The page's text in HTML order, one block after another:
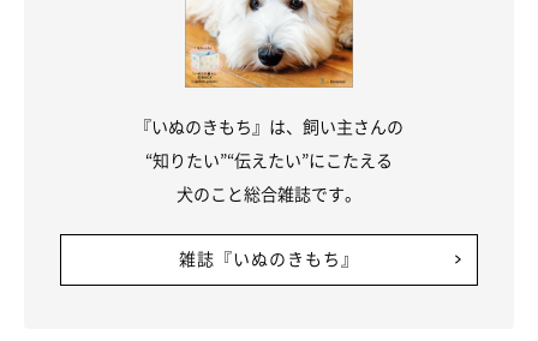
せっかくシャンプーをしたのに、なぜかすぐに愛犬の体臭が気にな
ってしまう「ニオイ戻り」。もしかすると、シャンプーのやり方を
見直した方がいいかもしれません。今回は、ニオイ戻りを防ぐ犬の
シャンプー&ドライの手順やポイントについて解説します。
『いぬのきもち』は、飼い主さんの
“知りたい”“伝えたい”にこたえる
犬のこと総合雑誌です。
雑誌『いぬのきもち』